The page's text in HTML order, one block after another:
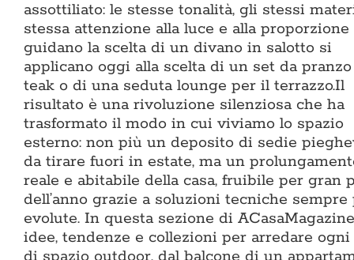
assottiliato: le stesse tonalità, gli stessi
stessa attenzione alla luce e alla proporzione
guidano la scelta di un divano in salotto si
applicano oggi alla scelta di un set da
teak o di una seduta lounge per il terrazzo.Il
risultato è una rivoluzione silenziosa che ha
trasformato il modo in cui viviamo lo spazio
esterno: non più un deposito di sedie
da tirare fuori in estate, ma un
reale e abitabile della casa, fruibile per gran
dell’anno grazie a soluzioni tecniche sempre
evolute. In questa sezione di
idee, tendenze e collezioni per arredare